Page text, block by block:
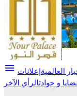
menu العالمية إعلانات
و حوادثالرأي الآخر